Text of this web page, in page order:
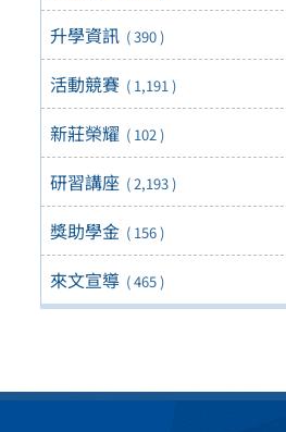
升學資訊 ( 390 )
活動競賽 ( 1,191 )
新莊榮耀 ( 102 )
研習講座 ( 2,193 )
獎助學金 ( 156 )
來文宣導 ( 465 )